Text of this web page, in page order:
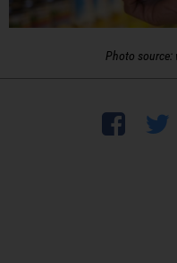
Photo